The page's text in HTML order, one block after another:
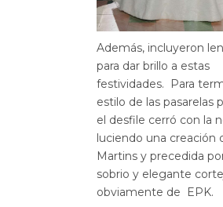
Además, incluyeron
para dar brillo a estas
festividades. Para
estilo de las pasarelas
el desfile cerró con la
luciendo una creación
Martins y precedida
sobrio y elegante
obviamente de EPK.